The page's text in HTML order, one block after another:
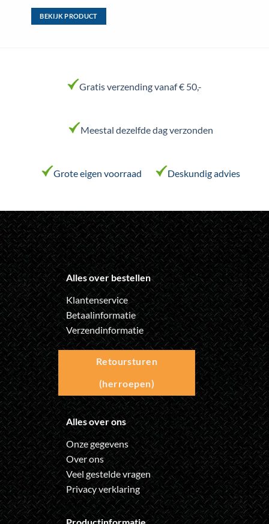
BEKIJK PRODUCT
variaties.
Deze
gekozen
de
productpagina
Gratis verzending vanaf € 50,-
Meestal dezelfde dag verzonden
Grote eigen voorraad Deskundig advies
Alles over bestellen
Klantenservice
Betaalinformatie
Verzendinformatie
Retoursturen
(herroepen)
Alles over ons
Onze gegevens
Over ons
Veel gestelde vragen
Privacy verklaring